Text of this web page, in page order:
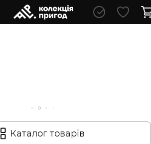
Каталог товарів